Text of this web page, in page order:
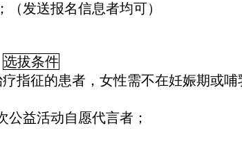
发送报名信息者均可）
选拔条件
指征的患者，女性需不在妊娠期或哺
益活动自愿代言者；